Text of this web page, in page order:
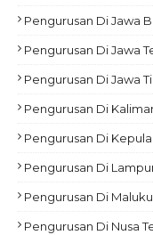
Pengurusan Di Jawa
Pengurusan Di Jawa
Pengurusan Di Jawa
Pengurusan Di
Pengurusan Di
Pengurusan Di
Pengurusan Di Maluku
Pengurusan Di Nusa